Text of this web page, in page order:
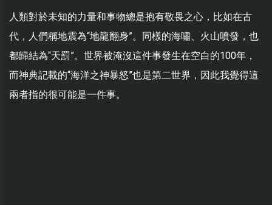
人類對於未知的力量和事物總是抱有敬畏之心，比如在古
代，人們稱地震為“地龍翻身”。同樣的海嘯、火山噴發，也
都歸結為“天罰”。世界被淹沒這件事發生在空白的100年，
而神典記載的“海洋之神暴怒”也是第二世界，因此我覺得這
兩者指的很可能是一件事。